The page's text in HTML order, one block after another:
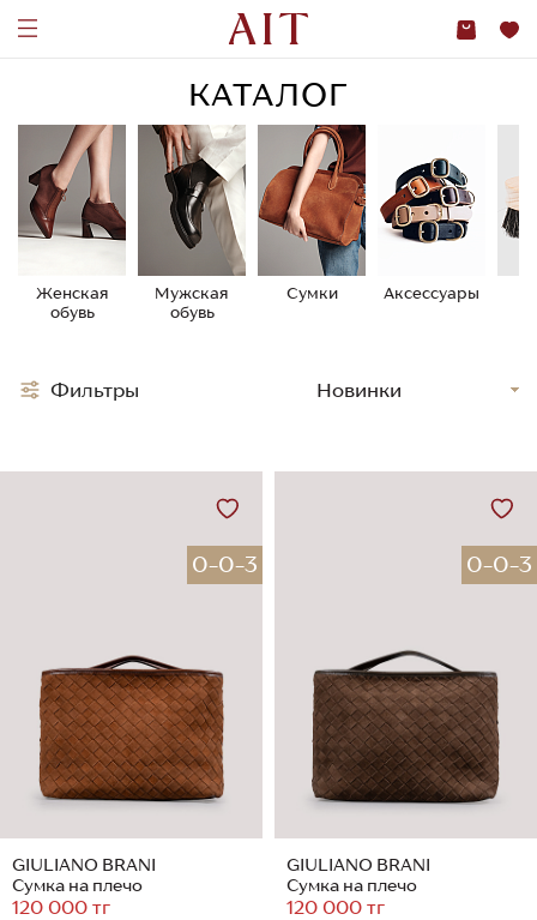
КАТАЛОГ
Женская
обувь
Мужская
обувь
Сумки Аксессуары
0-0-3
GIULIANO BRANI
Сумка на плечо
120 000 тг
0-0-3
GIULIANO BRANI
Сумка на плечо
120 000 тг
Фильтры